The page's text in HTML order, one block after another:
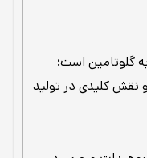
گلوتامین است؛
نقش کلیدی در تولید